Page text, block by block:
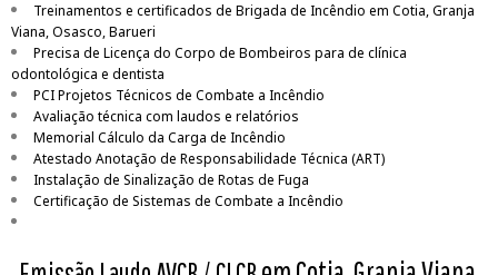
Treinamentos e certificados de Brigada de Incêndio em Cotia, Granja
Viana, Osasco, Barueri
Precisa de Licença do Corpo de Bombeiros para de clínica
odontológica e dentista
PCI Projetos Técnicos de Combate a Incêndio
Avaliação técnica com laudos e relatórios
Memorial Cálculo da Carga de Incêndio
Atestado Anotação de Responsabilidade Técnica (ART)
Instalação de Sinalização de Rotas de Fuga
Certificação de Sistemas de Combate a Incêndio